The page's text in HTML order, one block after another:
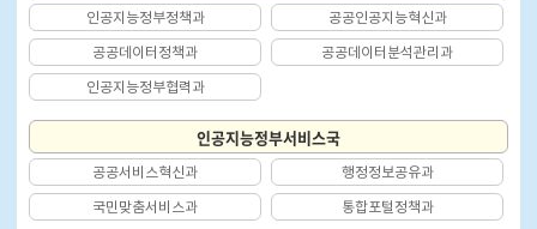
인공지능정부정책과 공공인공지능혁신과
공공데이터정책과 공공데이터분석관리과
인공지능정부협력과
인공지능정부서비스국
공공서비스혁신과 행정정보공유과
국민맞춤서비스과 통합포털정책과